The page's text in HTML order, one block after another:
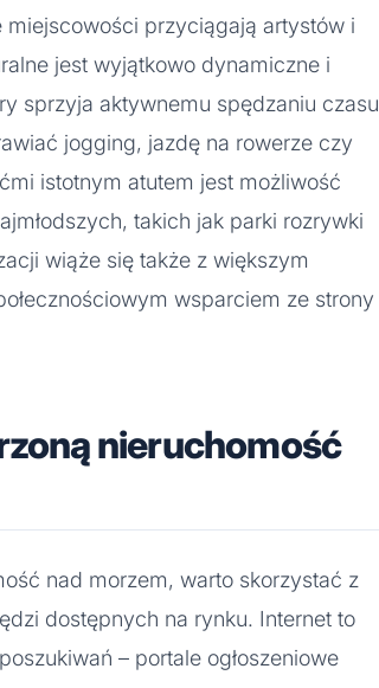
przyciągają artystów i
jest wyjątkowo dynamiczne i
sprzyja aktywnemu spędzaniu czasu
jogging, jazdę na rowerze czy
istotnym atutem jest możliwość
takich jak parki rozrywki
wiąże się także z większym
wsparciem ze strony
nieruchomość
nad morzem, warto skorzystać z
dostępnych na rynku. Internet to
– portale ogłoszeniowe